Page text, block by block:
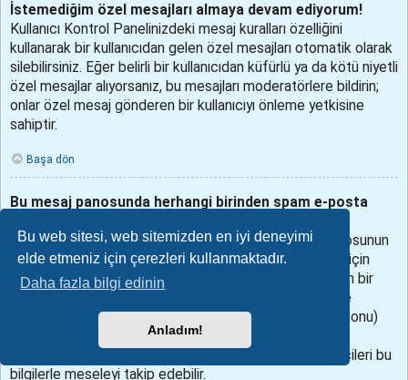
Bu web sitesi, web sitemizden en iyi deneyimi
elde etmeniz için çerezleri kullanmaktadır.
Daha fazla bilgi edinin
Anladım!
İstemediğim özel mesajları almaya devam ediyorum!
Kullanıcı Kontrol Panelinizdeki mesaj kuralları özelliğini
kullanarak bir kullanıcıdan gelen özel mesajları otomatik olarak
silebilirsiniz. Eğer belirli bir kullanıcıdan küfürlü ya da kötü niyetli
özel mesajlar alıyorsanız, bu mesajları moderatörlere bildirin;
onlar özel mesaj gönderen bir kullanıcıyı önleme yetkisine
sahiptir.
Başa dön
Bu mesaj panosunda herhangi birinden spam e-posta
Bunu duyduğumuz için üzgünüz. Aslında, bu mesaj panosunun
sunduğu e-posta gönderme işlevi spamdan korunmak için
birçok önlemi almış durumda. Aldığınız spam e-postanın bir
kopyasını mesaj panosu yöneticisine gönderin. Özellikle
aldığınız e-posta’nın başlık kısmını (to (kime), subject (konu)
vs.) iletmeyi unutmayın, bu kısımda e-postayı gönderen
kullanıcı hakkında bilgiler bulunur. Mesaj panosu yöneticileri bu
bilgilerle meseleyi takip edebilir.